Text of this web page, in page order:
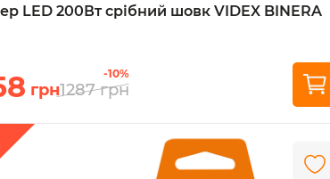
LED 200Вт срібний шовк VIDEX BINERA
грн
-10%
1287 грн